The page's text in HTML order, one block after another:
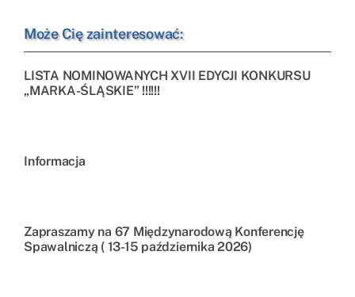
Może Cię zainteresować:
LISTA NOMINOWANYCH XVII EDYCJI KONKURSU
„MARKA-ŚLĄSKIE” !!!!!!
Informacja
Zapraszamy na 67 Międzynarodową Konferencję
Spawalniczą ( 13-15 października 2026)